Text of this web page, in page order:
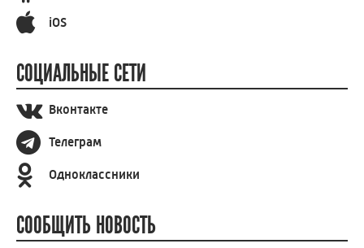
iOS
СОЦИАЛЬНЫЕ СЕТИ
Вконтакте
Телеграм
Одноклассники
СООБЩИТЬ НОВОСТЬ